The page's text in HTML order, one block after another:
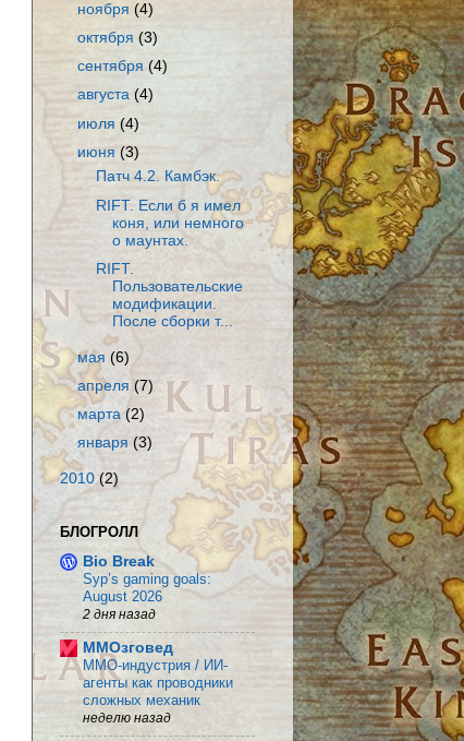
ноября (4)
октября (3)
сентября (4)
августа (4)
июля (4)
июня (3)
Патч 4.2. Камбэк.
RIFT. Если б я имел
коня, или немного
о маунтах.
RIFT.
Пользовательские
модификации.
После сборки т...
мая (6)
апреля (7)
марта (2)
января (3)
2010 (2)
БЛОГРОЛЛ
Bio Break
Syp’s gaming goals:
August 2026
2 дня назад
MMOзговед
MMO-индустрия / ИИ-
агенты как проводники
сложных механик
неделю назад